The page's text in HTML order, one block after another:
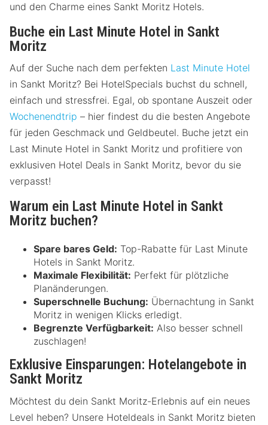
und den Charme eines Sankt Moritz Hotels.
Buche ein Last Minute Hotel in Sankt
Moritz
Auf der Suche nach dem perfekten Last Minute Hotel
in Sankt Moritz? Bei HotelSpecials buchst du schnell,
einfach und stressfrei. Egal, ob spontane Auszeit oder
Wochenendtrip – hier findest du die besten Angebote
für jeden Geschmack und Geldbeutel. Buche jetzt ein
Last Minute Hotel in Sankt Moritz und profitiere von
exklusiven Hotel Deals in Sankt Moritz, bevor du sie
verpasst!
Warum ein Last Minute Hotel in Sankt
Moritz buchen?
Spare bares Geld: Top-Rabatte für Last Minute
Hotels in Sankt Moritz.
Maximale Flexibilität: Perfekt für plötzliche
Planänderungen.
Superschnelle Buchung: Übernachtung in Sankt
Moritz in wenigen Klicks erledigt.
Begrenzte Verfügbarkeit: Also besser schnell
zuschlagen!
Exklusive Einsparungen: Hotelangebote in
Sankt Moritz
Möchtest du dein Sankt Moritz-Erlebnis auf ein neues
Level heben? Unsere Hoteldeals in Sankt Moritz bieten